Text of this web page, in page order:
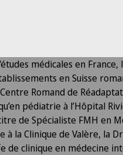
à 17h. Cette évolution est
spécialiste FMH en
dès aujourd'hui.
médicales en France,
en Suisse
Romand de
pédiatrie à l’Hôpital
de Spécialiste FMH en
à la Clinique de Valère, la
de clinique en médecine